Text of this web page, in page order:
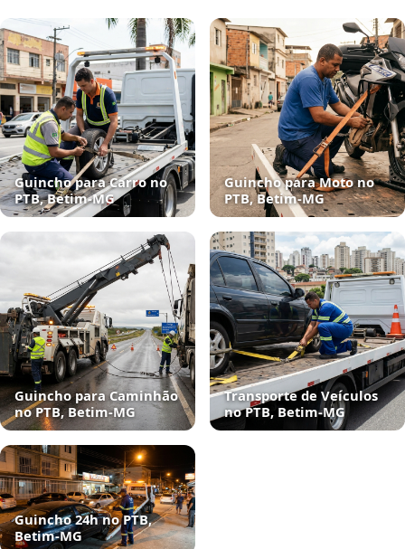
Guincho para Carro no
PTB, Betim‑MG
Guincho para Moto no
PTB, Betim‑MG
Guincho para Caminhão
no PTB, Betim‑MG
Transporte de Veículos
no PTB, Betim‑MG
Guincho 24h no PTB,
Betim‑MG